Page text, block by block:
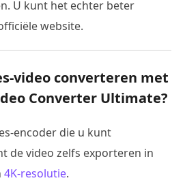
U kunt het echter beter
website.
video converteren met
Converter Ultimate?
encoder die u kunt
de video zelfs exporteren in
4K-resolutie.